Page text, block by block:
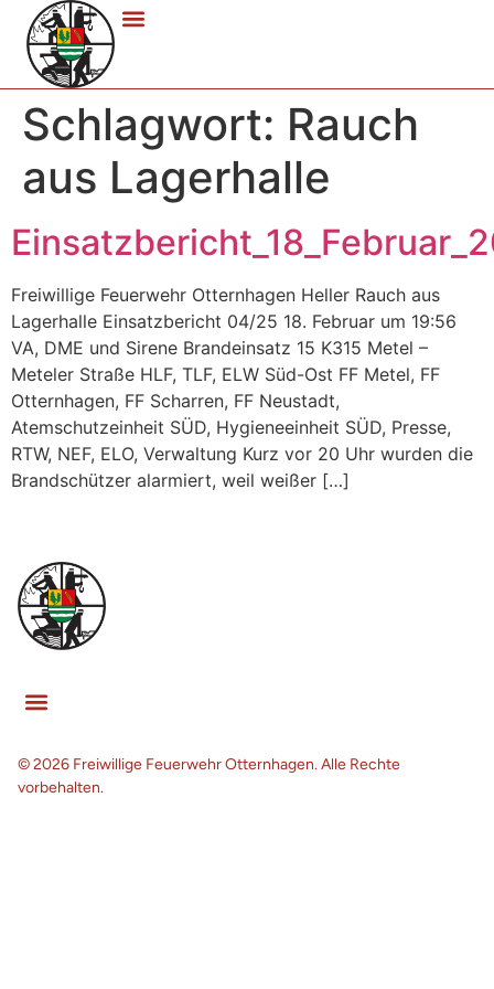
Schlagwort: Rauch
aus Lagerhalle
Freiwillige Feuerwehr Otternhagen Heller Rauch aus
Lagerhalle Einsatzbericht 04/25 18. Februar um 19:56
VA, DME und Sirene Brandeinsatz 15 K315 Metel –
Meteler Straße HLF, TLF, ELW Süd-Ost FF Metel, FF
Otternhagen, FF Scharren, FF Neustadt,
Atemschutzeinheit SÜD, Hygieneeinheit SÜD, Presse,
RTW, NEF, ELO, Verwaltung Kurz vor 20 Uhr wurden die
Brandschützer alarmiert, weil weißer […]
© 2026 Freiwillige Feuerwehr Otternhagen. Alle Rechte
vorbehalten.